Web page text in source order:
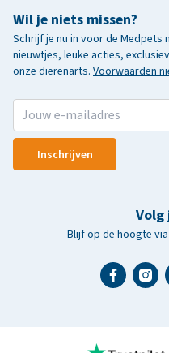
Wil je niets missen?
Schrijf je nu in voor de
nieuwtjes, leuke acties,
onze dierenarts. Voorwaarden
Inschrijven
Volg
Blijf op de hoogte